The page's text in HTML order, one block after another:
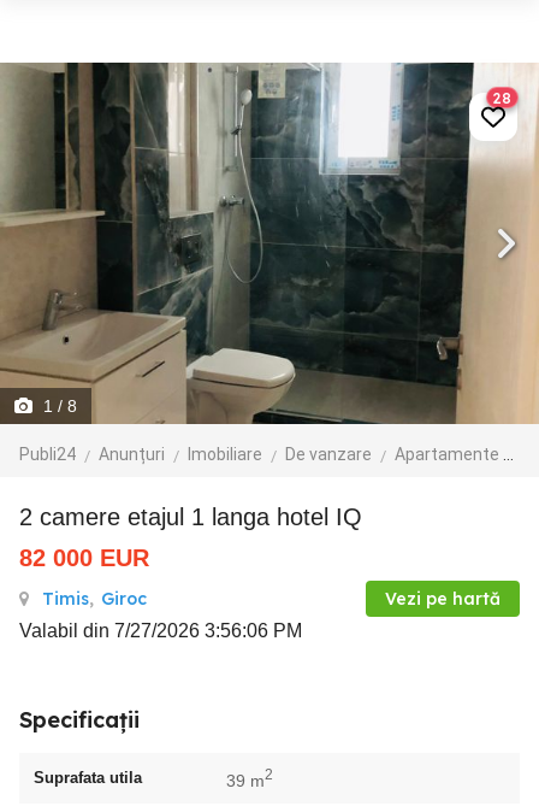
1 / 8
Publi24 Anunțuri Imobiliare De vanzare Apartamente de vanzare
28
2 camere etajul 1 langa hotel IQ
82 000 EUR
Timis, Giroc Vezi pe hartă
Valabil din 7/27/2026 3:56:06 PM
Specificații
Suprafata utila 39 m2